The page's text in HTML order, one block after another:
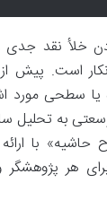
خلأ نقد
است. پیش
سطحی مورد
به تحلیل
با
هر